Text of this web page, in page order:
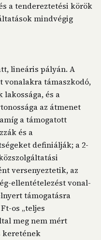
a tendereztetési körök
mindvégig
lineáris pályán. A
vonalakra támaszkodó,
és a
az átmenet
a támogatott
és a
definiálják; a 2-
versenyeztetik, az
ellentételezést vonal-
támogatásra
os „teljes
meg nem mért
keretének